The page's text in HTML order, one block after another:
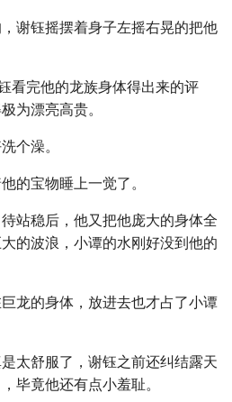
谢钰摇摆着身子左摇右晃的把他
看完他的龙族身体得出来的评
为漂亮高贵。
个澡。
的宝物睡上一觉了。
站稳后，他又把他庞大的身体全
的波浪，小谭的水刚好没到他的
龙的身体，放进去也才占了小谭
太舒服了，谢钰之前还纠结露天
毕竟他还有点小羞耻。